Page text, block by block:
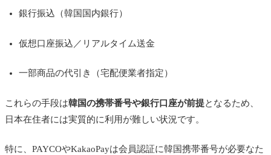
銀行振込（韓国国内銀行）
仮想口座振込／リアルタイム送金
一部商品の代引き（宅配便業者指定）
これらの手段は韓国の携帯番号や銀行口座が前提となるため、
日本在住者には実質的に利用が難しい状況です。
特に、PAYCOやKakaoPayは会員認証に韓国携帯番号が必要なた